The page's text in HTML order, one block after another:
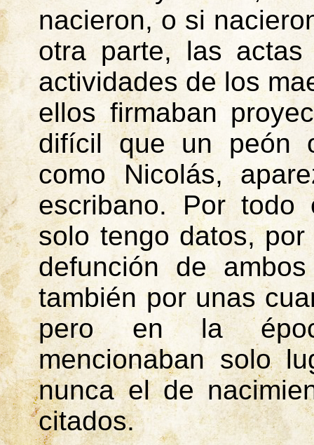
nacieron, o si
otra parte, las
actividades de los
ellos firmaban
difícil que un peón
como Nicolás,
escribano. Por
solo tengo datos,
defunción de
también por unas
pero en la
mencionaban solo
nunca el de
citados.